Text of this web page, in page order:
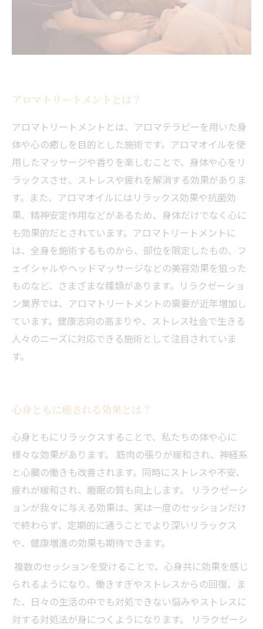
アロマトリートメントとは？
アロマトリートメントとは、アロマテラピーを用いた身
体や心の癒しを目的とした施術です。アロマオイルを使
用したマッサージや香りを楽しむことで、身体や心をリ
ラックスさせ、ストレスや疲れを解消する効果がありま
す。また、アロマオイルにはリラックス効果や抗菌効
果、精神安定作用などがあるため、身体だけでなく心に
も効果的だとされています。アロマトリートメントに
は、全身を施術するものから、部位を限定したもの、フ
ェイシャルやヘッドマッサージなどの美容効果を狙った
ものなど、さまざまな種類があります。リラクゼーショ
ン業界では、アロマトリートメントの需要が近年増加し
ています。健康志向の高まりや、ストレス社会で生きる
人々のニーズに対応できる施術として注目されていま
す。
心身ともに癒される効果とは？
心身ともにリラックスすることで、私たちの体や心に
様々な効果があります。 筋肉の張りが緩和され、神経系
と心臓の働きも改善されます。同時にストレスや不安、
疲れが緩和され、睡眠の質も向上します。 リラクゼーシ
ョンが我々に与える効果は、実は一度のセッションだけ
で終わらず、定期的に通うことでより深いリラックス
や、健康増進の効果も期待できます。
複数のセッションを受けることで、心身共に効果を感じ
られるようになり、働きすぎやストレスからの回復、ま
た、日々の生活の中でも対処できない悩みやストレスに
対する対処法が身につくようになります。 リラクゼーシ